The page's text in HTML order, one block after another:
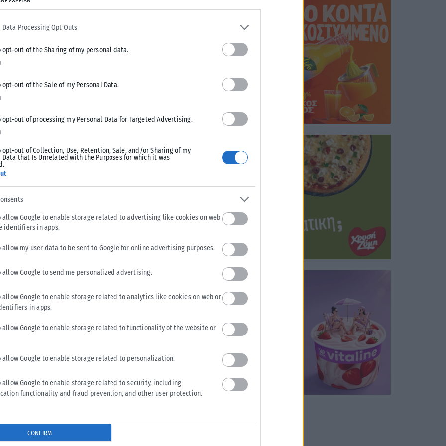
section.
Data Processing Opt Outs
opt-out of the Sharing of my personal data.
opt-out of the Sale of my Personal Data.
opt-out of processing my Personal Data for Targeted Advertising.
opt-out of Collection, Use, Retention, Sale, and/or Sharing of my
Data that Is Unrelated with the Purposes for which it was
allow Google to enable storage related to advertising like cookies on web
identifiers in apps.
allow my user data to be sent to Google for online advertising purposes.
allow Google to send me personalized advertising.
allow Google to enable storage related to analytics like cookies on web or
in apps.
allow Google to enable storage related to functionality of the website or
allow Google to enable storage related to personalization.
allow Google to enable storage related to security, including
functionality and fraud prevention, and other user protection.
CONFIRM
Ταϊρίς Μάξεϊ με τους Σίξερς να ανεβάζουν σημαντικά τις
Ενδιαφέρον της «Γαλατά» για τον Κωνσταντέλια
αγοράς φέρεται να κατέθεσε η Γαλατάσαραϊ στον ΠΑΟΚ,
ΑΝΑΡΤΉΘΗΚΕ ΑΠΌ KARFITSANEWS 07/08/2026